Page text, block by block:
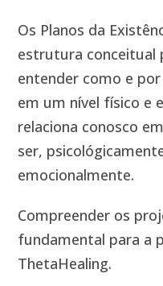
Os Planos da
estrutura conceitual
entender como e
em um nível físico e
relaciona conosco
ser,
emocionalmente.
Compreender os
fundamental para a
ThetaHealing.